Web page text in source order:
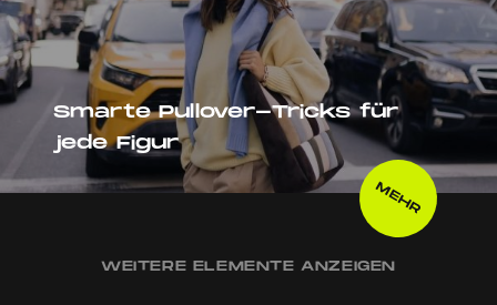
Smarte Pullover-Tricks für
jede Figur
MEHR
WEITERE ELEMENTE ANZEIGEN